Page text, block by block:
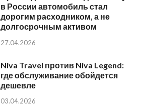
в России автомобиль стал
дорогим расходником, а не
долгосрочным активом
27.04.2026
Niva Travel против Niva Legend:
где обслуживание обойдется
дешевле
03.04.2026